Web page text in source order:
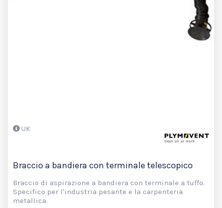
UK
Braccio a bandiera con terminale telescopico
Braccio di aspirazione a bandiera con terminale a tuffo.
Specifico per l'industria pesante e la carpenteria
metallica.